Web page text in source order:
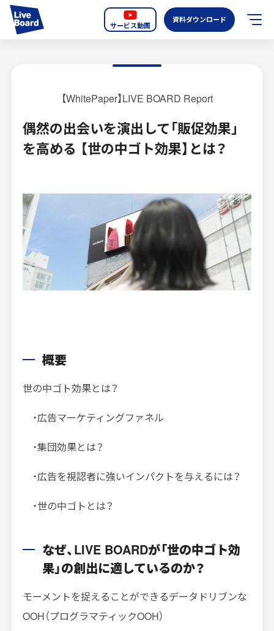
サービス動画
資料ダウンロード
選ばれる理由
全国のスクリーン
お知らせ
オーディエンスデータの階層
インプレッションデータの算出方法
よくあるご質問
掲載までの流れ
【WhitePaper】LIVE BOARD Report
偶然の出会いを演出して「販促効果」
を高める 【世の中ゴト効果】とは？
概要
世の中ゴト効果とは？
・広告マーケティングファネル
・集団効果とは？
・広告を視認者に強いインパクトを与えるには？
・世の中ゴトとは？
なぜ、LIVE BOARDが「世の中ゴト効
果」の創出に適しているのか？
モーメントを捉えることができるデータドリブンな
OOH（プログラマティックOOH）